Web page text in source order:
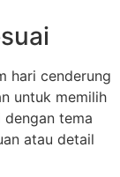
hari cenderung
untuk memilih
dengan tema
atau detail